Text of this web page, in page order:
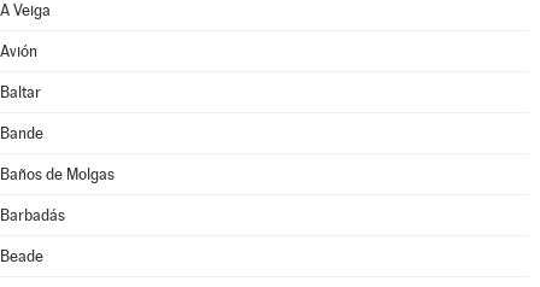
A Veiga
Avión
Baltar
Bande
Baños de Molgas
Barbadás
Beade